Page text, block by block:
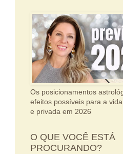
Os posicionamentos
efeitos possíveis para a
e privada em 2026
O QUE VOCÊ ESTÁ
PROCURANDO?